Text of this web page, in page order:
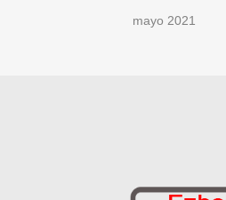
mayo 2021